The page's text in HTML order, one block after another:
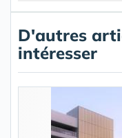
D'autres
intéresser